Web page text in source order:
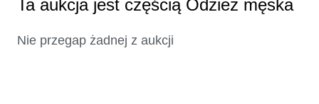
Ta aukcja jest częścią Odzież męska
Nie przegap żadnej z aukcji